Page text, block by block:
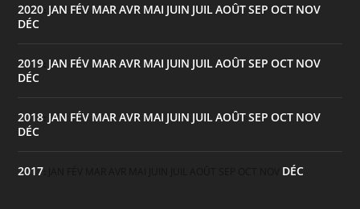
2020 JAN FÉV MARAVR MAI JUIN JUILAOÛTSEP OCT NOV
DÉC
2019 JAN FÉV MARAVR MAI JUIN JUILAOÛTSEP OCT NOV
DÉC
2018 JAN FÉV MARAVR MAI JUIN JUILAOÛTSEP OCT NOV
DÉC
2017 DÉC